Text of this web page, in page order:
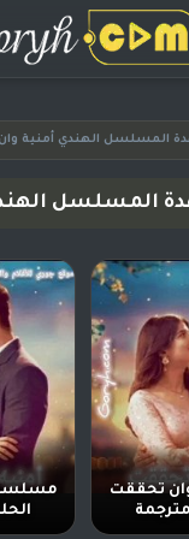
المسلسل الهندي أمنية
تحققت
مسلسل
الحلقة